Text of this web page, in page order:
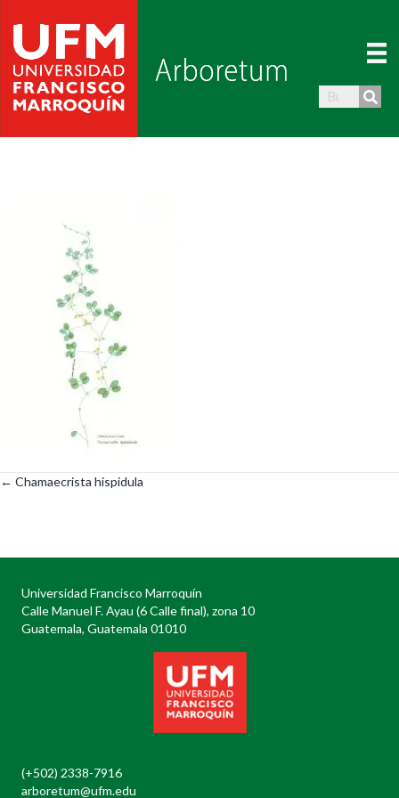
Posts
← Chamaecrista hispidula
Universidad Francisco Marroquín
Calle Manuel F. Ayau (6 Calle final), zona 10
Guatemala, Guatemala 01010
(+502) 2338-7916
arboretum@ufm.edu